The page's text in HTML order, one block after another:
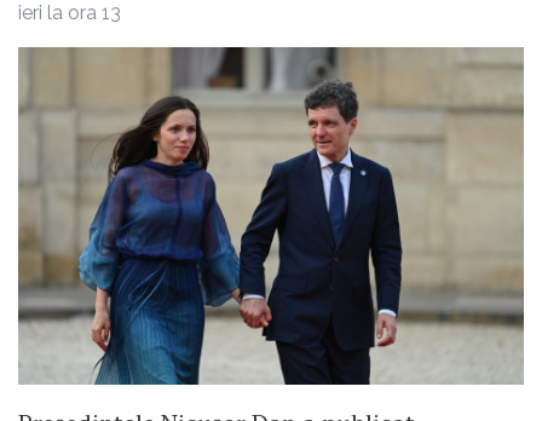
ieri la ora 13